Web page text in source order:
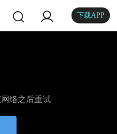
下载APP
络之后重试